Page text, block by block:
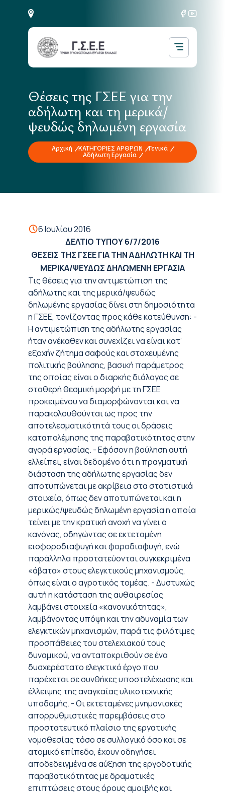
Θέσεις της ΓΣΕΕ για την
αδήλωτη και τη μερικά/
ψευδώς δηλωμένη εργασία
Αρχική ΚΑΤΗΓΟΡΙΕΣ ΑΡΘΡΩΝ
Γενικά
Αδήλωτη Εργασία
6 Ιουλίου 2016
ΔΕΛΤΙΟ ΤΥΠΟΥ6/7/2016
ΘΕΣΕΙΣ ΤΗΣ ΓΣΕΕ ΓΙΑ ΤΗΝ ΑΔΗΛΩΤΗ ΚΑΙ ΤΗ
ΜΕΡΙΚΑ/ΨΕΥΔΩΣ ΔΗΛΩΜΕΝΗ ΕΡΓΑΣΙΑ
Τις θέσεις για την αντιμετώπιση της
αδήλωτης και της μερικά/ψευδώς
δηλωμένης εργασίας δίνει στη δημοσιότητα
η ΓΣΕΕ, τονίζοντας προς κάθε κατεύθυνση: -
Η αντιμετώπιση της αδήλωτης εργασίας
ήταν ανέκαθεν και συνεχίζει να είναι κατ’
εξοχήν ζήτημα σαφούς και στοχευμένης
πολιτικής βούλησης, βασική παράμετρος
της οποίας είναι ο διαρκής διάλογος σε
σταθερή θεσμική μορφή με τη ΓΣΕΕ
προκειμένου να διαμορφώνονται και να
παρακολουθούνται ως προς την
αποτελεσματικότητά τους οι δράσεις
καταπολέμησης της παραβατικότητας στην
αγορά εργασίας. - Εφόσον η βούληση αυτή
ελλείπει, είναι δεδομένο ότι η πραγματική
διάσταση της αδήλωτης εργασίας δεν
αποτυπώνεται με ακρίβεια στα στατιστικά
στοιχεία, όπως δεν αποτυπώνεται και η
μερικώς/ψευδώς δηλωμένη εργασία η οποία
τείνει με την κρατική ανοχή να γίνει ο
κανόνας, οδηγώντας σε εκτεταμένη
εισφοροδιαφυγή και φοροδιαφυγή, ενώ
παράλληλα προστατεύονται συγκεκριμένα
«άβατα» στους ελεγκτικούς μηχανισμούς,
όπως είναι ο αγροτικός τομέας. - Δυστυχώς
αυτή η κατάσταση της αυθαιρεσίας
λαμβάνει στοιχεία «κανονικότητας»,
λαμβάνοντας υπόψη και την αδυναμία των
ελεγκτικών μηχανισμών, παρά τις φιλότιμες
προσπάθειες του στελεχιακού τους
δυναμικού, να ανταποκριθούν σε ένα
δυσχερέστατο ελεγκτικό έργο που
παρέχεται σε συνθήκες υποστελέχωσης και
έλλειψης της αναγκαίας υλικοτεχνικής
υποδομής. - Οι εκτεταμένες μνημονιακές
απορρυθμιστικές παρεμβάσεις στο
προστατευτικό πλαίσιο της εργατικής
νομοθεσίας τόσο σε συλλογικό όσο και σε
ατομικό επίπεδο, έχουν οδηγήσει
αποδεδειγμένα σε αύξηση της εργοδοτικής
παραβατικότητας με δραματικές
επιπτώσεις στους όρους αμοιβής και